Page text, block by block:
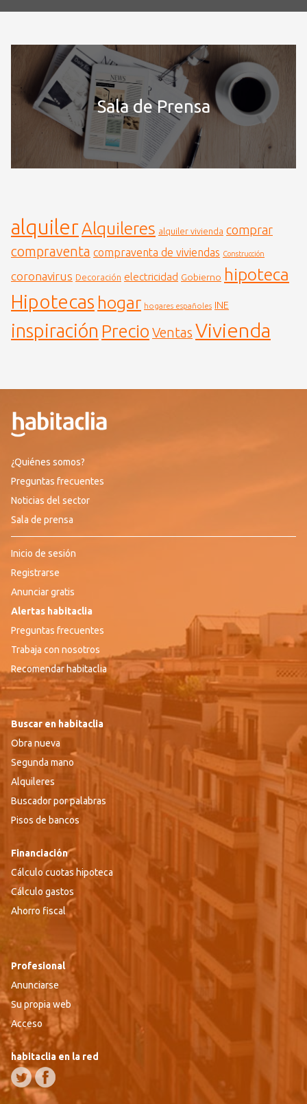
Sala de Prensa
alquilerAlquileres alquiler vivienda comprar
compraventa compraventa de viviendas Construcción
coronavirus Decoración electricidad Gobierno hipoteca
Hipotecas hogar hogares españoles INE
inspiración Precio Ventas Vivienda
¿Quiénes somos?
Preguntas frecuentes
Noticias del sector
Sala de prensa
Inicio de sesión
Registrarse
Anunciar gratis
Alertas habitaclia
Preguntas frecuentes
Trabaja con nosotros
Recomendar habitaclia
Buscar en habitaclia
Obra nueva
Segunda mano
Alquileres
Buscador por palabras
Pisos de bancos
Financiación
Cálculo cuotas hipoteca
Cálculo gastos
Ahorro fiscal
Profesional
Anunciarse
Su propia web
Acceso
habitaclia en la red